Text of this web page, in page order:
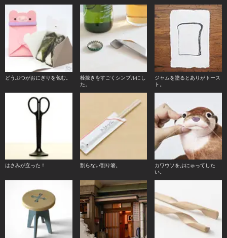
どうぶつがおにぎりを包む。
栓抜きをすごくシンプルにし
た。
ジャムを塗るとありがトース
ト。
はさみが立った！ 割らない割り箸。
カワウソをぷにゅってした
い。